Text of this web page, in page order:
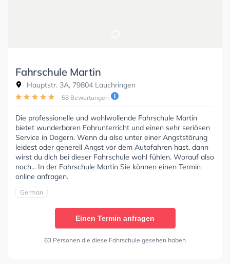
Fahrschule Martin
Hauptstr. 3A, 79804 Lauchringen
58 Bewertungen
Die professionelle und wohlwollende Fahrschule Martin
bietet wunderbaren Fahrunterricht und einen sehr seriösen
Service in Dogern. Wenn du also unter einer Angststörung
leidest oder generell Angst vor dem Autofahren hast, dann
wirst du dich bei dieser Fahrschule wohl fühlen. Worauf also
noch... In der Fahrschule Martin Sie können einen Termin
online anfragen.
German
Einen Termin anfragen
63 Personen die diese Fahrschule gesehen haben